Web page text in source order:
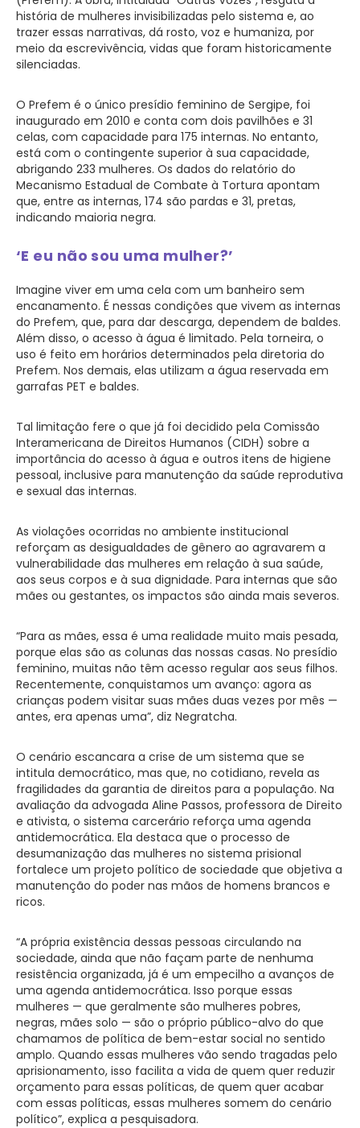
história de mulheres invisibilizadas pelo sistema e, ao
trazer essas narrativas, dá rosto, voz e humaniza, por
meio da escrevivência, vidas que foram historicamente
silenciadas.
O Prefem é o único presídio feminino de Sergipe, foi
inaugurado em 2010 e conta com dois pavilhões e 31
celas, com capacidade para 175 internas. No entanto,
está com o contingente superior à sua capacidade,
abrigando 233 mulheres. Os dados do relatório do
Mecanismo Estadual de Combate à Tortura apontam
que, entre as internas, 174 são pardas e 31, pretas,
indicando maioria negra.
‘E eu não sou uma mulher?’
Imagine viver em uma cela com um banheiro sem
encanamento. É nessas condições que vivem as internas
do Prefem, que, para dar descarga, dependem de baldes.
Além disso, o acesso à água é limitado. Pela torneira, o
uso é feito em horários determinados pela diretoria do
Prefem. Nos demais, elas utilizam a água reservada em
garrafas PET e baldes.
Tal limitação fere o que já foi decidido pela Comissão
Interamericana de Direitos Humanos (CIDH) sobre a
importância do acesso à água e outros itens de higiene
pessoal, inclusive para manutenção da saúde reprodutiva
e sexual das internas.
As violações ocorridas no ambiente institucional
reforçam as desigualdades de gênero ao agravarem a
vulnerabilidade das mulheres em relação à sua saúde,
aos seus corpos e à sua dignidade. Para internas que são
mães ou gestantes, os impactos são ainda mais severos.
“Para as mães, essa é uma realidade muito mais pesada,
porque elas são as colunas das nossas casas. No presídio
feminino, muitas não têm acesso regular aos seus filhos.
Recentemente, conquistamos um avanço: agora as
crianças podem visitar suas mães duas vezes por mês —
antes, era apenas uma”, diz Negratcha.
O cenário escancara a crise de um sistema que se
intitula democrático, mas que, no cotidiano, revela as
fragilidades da garantia de direitos para a população. Na
avaliação da advogada Aline Passos, professora de Direito
e ativista, o sistema carcerário reforça uma agenda
antidemocrática. Ela destaca que o processo de
desumanização das mulheres no sistema prisional
fortalece um projeto político de sociedade que objetiva a
manutenção do poder nas mãos de homens brancos e
ricos.
“A própria existência dessas pessoas circulando na
sociedade, ainda que não façam parte de nenhuma
resistência organizada, já é um empecilho a avanços de
uma agenda antidemocrática. Isso porque essas
mulheres — que geralmente são mulheres pobres,
negras, mães solo — são o próprio público-alvo do que
chamamos de política de bem-estar social no sentido
amplo. Quando essas mulheres vão sendo tragadas pelo
aprisionamento, isso facilita a vida de quem quer reduzir
orçamento para essas políticas, de quem quer acabar
com essas políticas, essas mulheres somem do cenário
político”, explica a pesquisadora.